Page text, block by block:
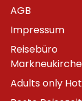
AGB
Impressum
Reisebüro
Adults only